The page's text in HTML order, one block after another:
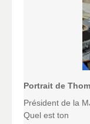
Portrait de
Président de la
Quel est ton